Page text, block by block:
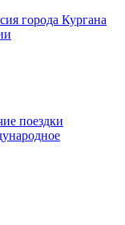
города Кургана
поездки